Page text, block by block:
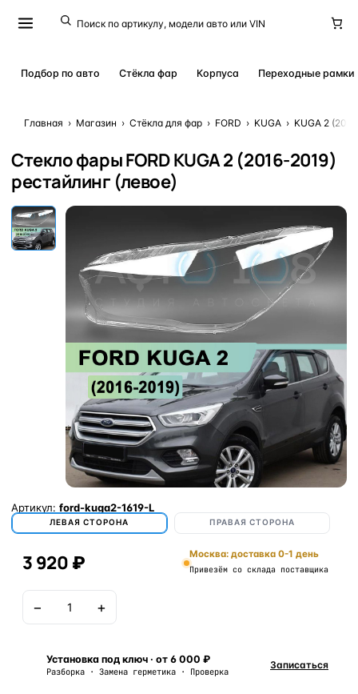
Подбор по авто Стёкла фар Корпуса Переходные рамки
Главная › Магазин › Стёкла для фар › FORD › KUGA › KUGA 2
Стекло фары FORD KUGA 2 (2016-2019)
рестайлинг (левое)
Артикул: ford-kuga2-1619-L
ЛЕВАЯ СТОРОНА ПРАВАЯ СТОРОНА
3 920 ₽ Москва: доставка 0-1 день
Привезём со склада поставщика
− +
Установка под ключ · от 6 000 ₽
Разборка · Замена герметика · Проверка
Записаться